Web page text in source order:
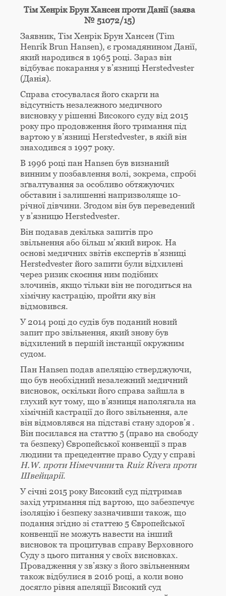
Тім Хенрік Брун Хансен проти Данії (заява
№ 51072/15)
Заявник, Тім Хенрік Брун Хансен (Tim
Henrik Brun Hansen), є громадянином Данії,
який народився в 1965 році. Зараз він
відбуває покарання у в’язниці Herstedvester
(Данія).
Справа стосувалася його скарги на
відсутність незалежного медичного
висновку у рішенні Високого суду від 2015
року про продовження його тримання під
вартою у в’язниці Herstedvester, в якій він
знаходився з 1997 року.
В 1996 році пан Hansen був визнаний
винним у позбавлення волі, зокрема, спробі
зґвалтування за особливо обтяжуючих
обставин і залишенні напризволяще 10-
річної дівчини. Згодом він був переведений
у в’язницю Herstedvester.
Він подавав декілька запитів про
звільнення або більш м’який вирок. На
основі медичних звітів експертів в’язниці
Herstedvester його запити були відхилені
через ризик скоєння ним подібних
злочинів, якщо тільки він не погодиться на
хімічну кастрацію, пройти яку він
відмовився.
У 2014 році до судів був поданий новий
запит про звільнення, який знову був
відхилений в першій інстанції окружним
судом.
Пан Hansen подав апеляцію стверджуючи,
що був необхідний незалежний медичний
висновок, оскільки його справа зайшла в
глухий кут тому, що в’язниця наполягала на
хімічній кастрації до його звільнення, але
він відмовлявся на підставі стану здоров’я .
Він посилався на статтю 5 (право на свободу
та безпеку) Європейської конвенції з прав
людини та прецедентне право Суду у справі
H.W. проти Німеччинита Ruiz Rivera проти
Швейцарії.
У січні 2015 року Високий суд підтримав
захід утримання під вартою, що забезпечує
ізоляцію і безпеку зазначивши також, що
подання згідно зі статтею 5 Європейської
конвенції не можуть навести на інший
висновок та процитував справу Верховного
Суду з цього питання у своїх висновках.
Провадження у зв’язку з його звільненням
також відбулися в 2016 році, а коли воно
досягло рівня апеляції Високий суд